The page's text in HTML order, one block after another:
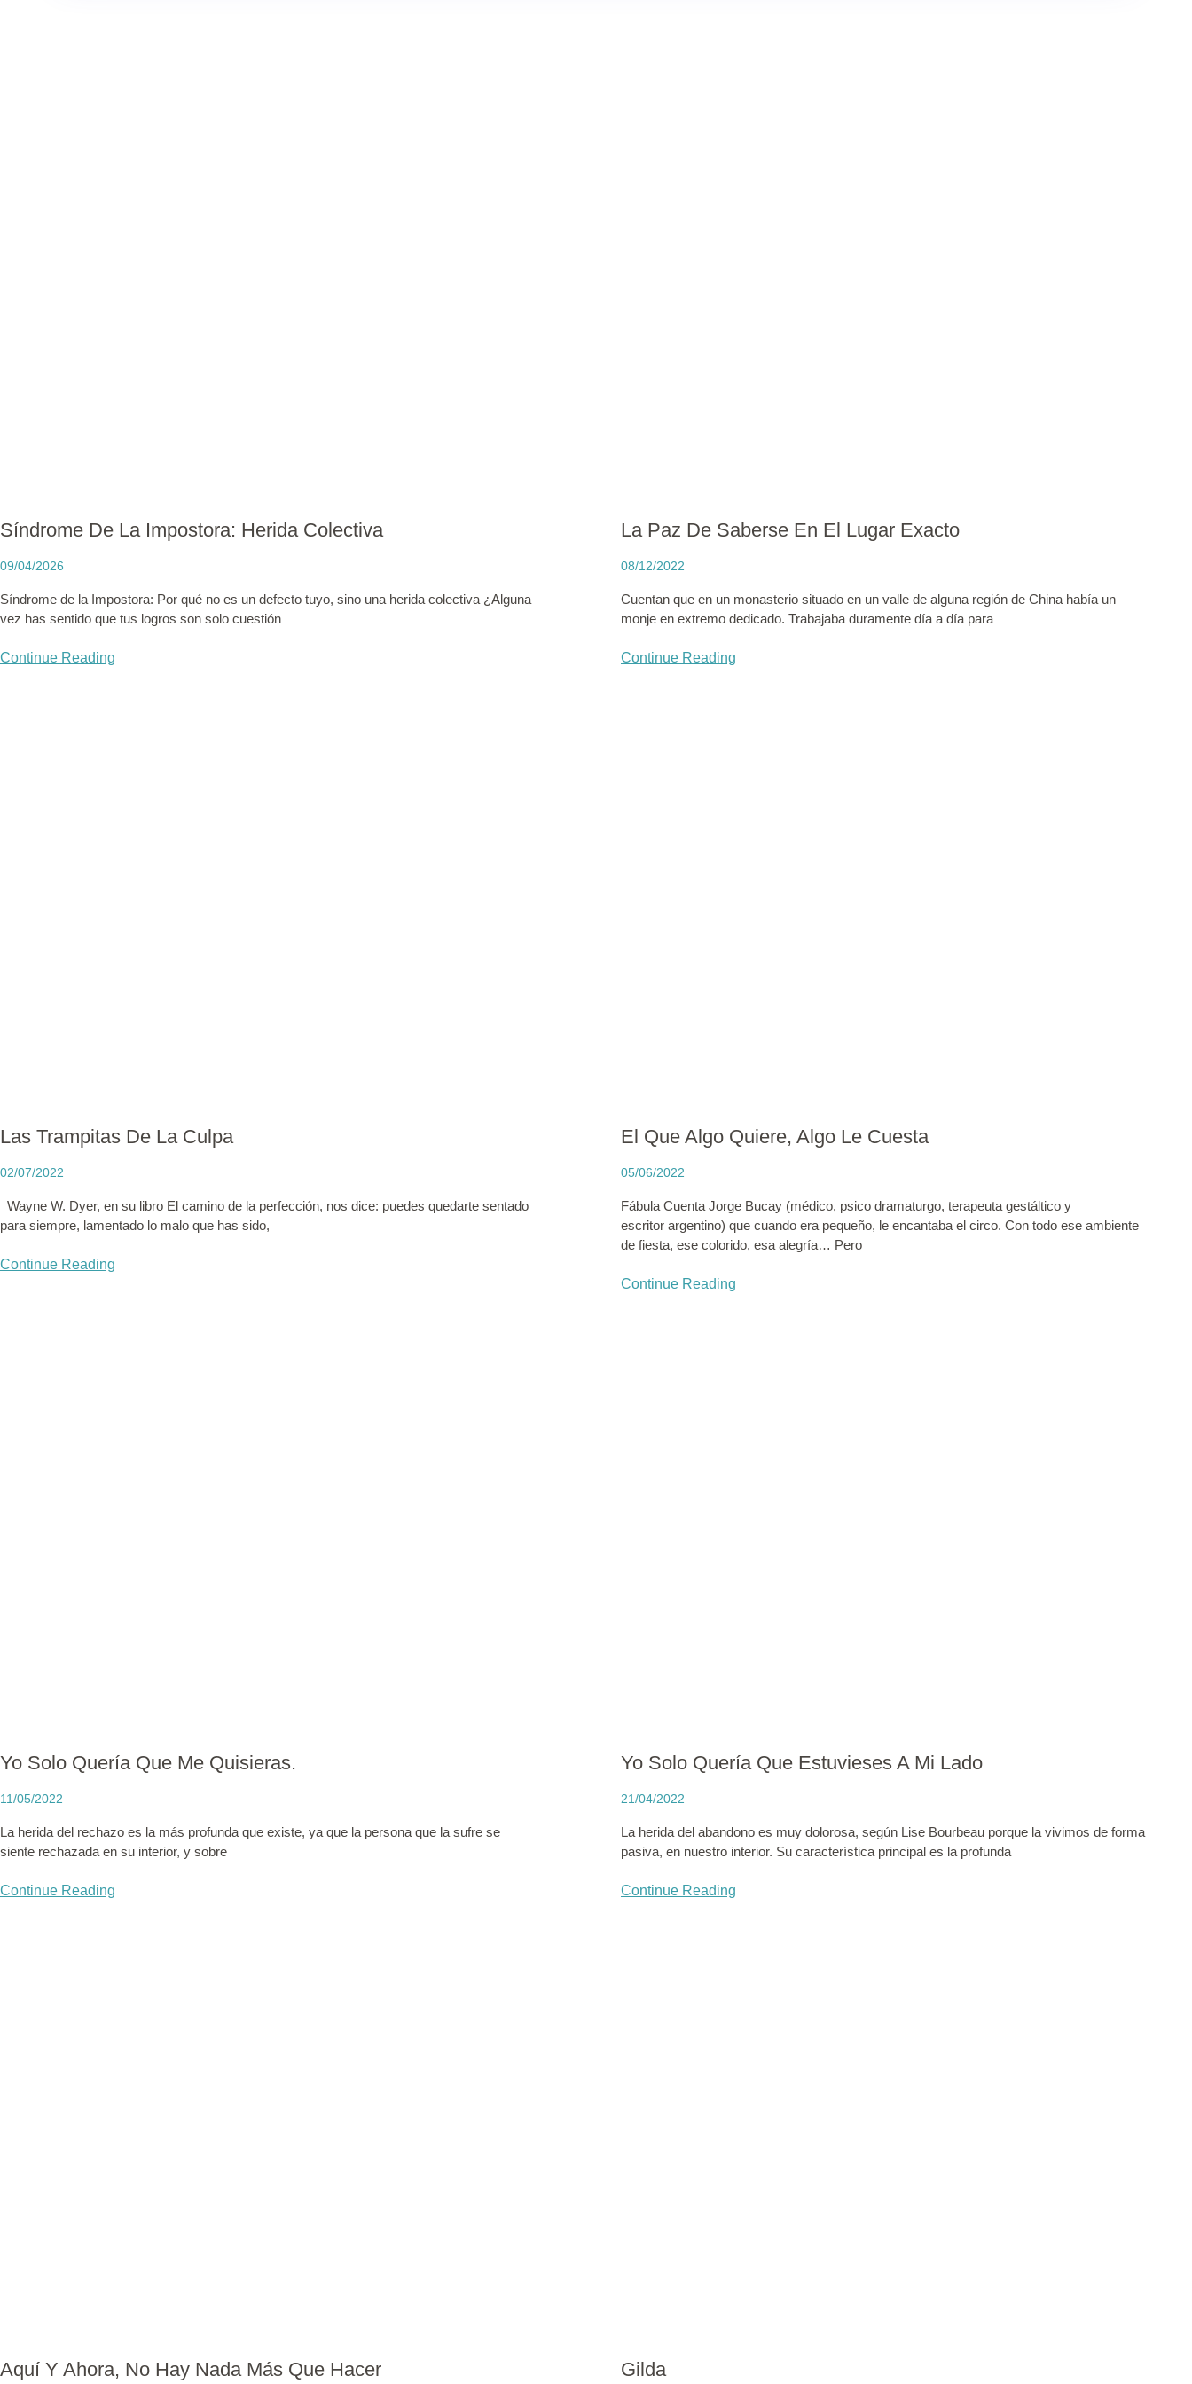
Síndrome De La Impostora: Herida Colectiva
09/04/2026
Síndrome de la Impostora: Por qué no es un defecto tuyo, sino una herida colectiva ¿Alguna
vez has sentido que tus logros son solo cuestión
Continue Reading
La Paz De Saberse En El Lugar Exacto
08/12/2022
Cuentan que en un monasterio situado en un valle de alguna región de China había un
monje en extremo dedicado. Trabajaba duramente día a día para
Continue Reading
Las Trampitas De La Culpa
02/07/2022
Wayne W. Dyer, en su libro El camino de la perfección, nos dice: puedes quedarte sentado
para siempre, lamentado lo malo que has sido,
Continue Reading
El Que Algo Quiere, Algo Le Cuesta
05/06/2022
Fábula Cuenta Jorge Bucay (médico, psico dramaturgo, terapeuta gestáltico y
escritor argentino) que cuando era pequeño, le encantaba el circo. Con todo ese ambiente
de fiesta, ese colorido, esa alegría… Pero
Continue Reading
Yo Solo Quería Que Me Quisieras.
11/05/2022
La herida del rechazo es la más profunda que existe, ya que la persona que la sufre se
siente rechazada en su interior, y sobre
Continue Reading
Yo Solo Quería Que Estuvieses A Mi Lado
21/04/2022
La herida del abandono es muy dolorosa, según Lise Bourbeau porque la vivimos de forma
pasiva, en nuestro interior. Su característica principal es la profunda
Continue Reading
Aquí Y Ahora, No Hay Nada Más Que Hacer Gilda